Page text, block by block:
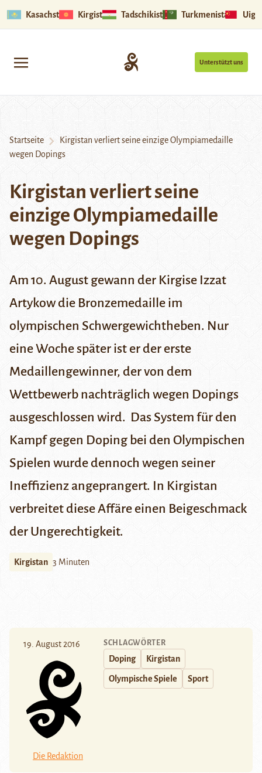
Kasachstan Kirgistan Tadschikistan Turkmenistan
Unterstützt uns
Startseite
Kirgistan verliert seine einzige Olympiamedaille
wegen Dopings
Kirgistan verliert seine
einzige Olympiamedaille
wegen Dopings
Am 10. August gewann der Kirgise Izzat
Artykow die Bronzemedaille im
olympischen Schwergewichtheben. Nur
eine Woche später ist er der erste
Medaillengewinner, der von dem
Wettbewerb nachträglich wegen Dopings
ausgeschlossen wird. Das System für den
Kampf gegen Doping bei den Olympischen
Spielen wurde dennoch wegen seiner
Ineffizienz angeprangert. In Kirgistan
verbreitet diese Affäre einen Beigeschmack
der Ungerechtigkeit.
Kirgistan 3 Minuten
19. August 2016
Die Redaktion
SCHLAGWÖRTER
Doping Kirgistan
Olympische Spiele Sport